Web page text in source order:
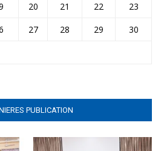
20 21 22
23
27 28 29
30
PUBLICATION